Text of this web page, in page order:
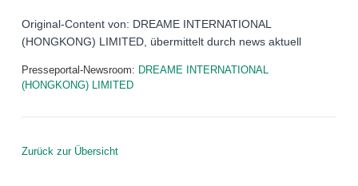
Original-Content von: DREAME INTERNATIONAL
(HONGKONG) LIMITED, übermittelt durch news aktuell
Presseportal-Newsroom: DREAME INTERNATIONAL
(HONGKONG) LIMITED
Zurück zur Übersicht